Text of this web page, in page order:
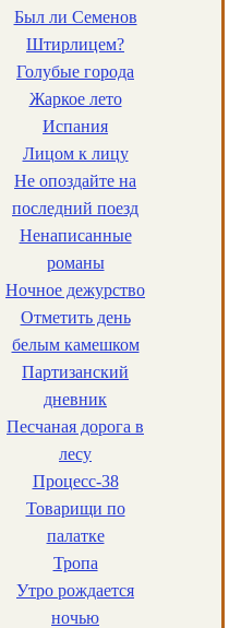
Был ли Семенов
Штирлицем?
Голубые города
Жаркое лето
Испания
Лицом к лицу
Не опоздайте на
последний поезд
Ненаписанные
романы
Ночное дежурство
Отметить день
белым камешком
Партизанский
дневник
Песчаная дорога в
лесу
Процесс-38
Товарищи по
палатке
Тропа
Утро рождается
ночью